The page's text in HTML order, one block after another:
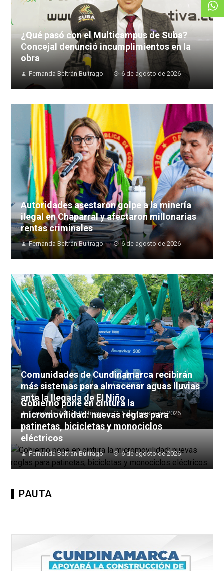
¿Qué pasó con el Multicampus de Suba?
Concejal denunció incumplimientos en la
obra
Fernanda Beltrán Buitrago 6 de agosto de 2026
Autoridades asestaron golpe a la minería
ilegal en Chaparral y afectaron millonarias
rentas criminales
Fernanda Beltrán Buitrago 6 de agosto de 2026
Comunidades de Cundinamarca recibirán
más sistemas para almacenar aguas lluvias
ante la llegada de El Niño
Fernanda Beltrán Buitrago 6 de agosto de 2026
Gobierno pone en cintura la
micromovilidad: nuevas reglas para
patinetas, bicicletas y monociclos
eléctricos
Fernanda Beltrán Buitrago 6 de agosto de 2026
PAUTA